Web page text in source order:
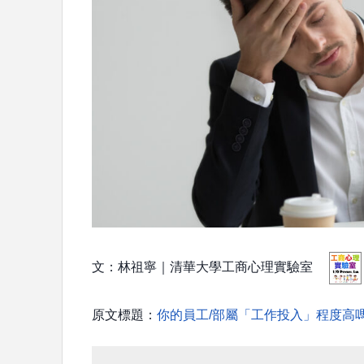
文：林祖寧｜清華大學工商心理實驗室
原文標題： 你的員工/部屬「工作投入」程度高